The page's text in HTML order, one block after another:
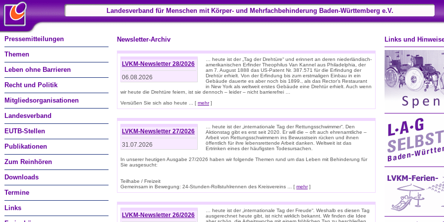
Landesverband für Menschen mit Körper- und Mehrfachbehinderung Baden-Württemberg e.V.
Pressemitteilungen
Themen
Leben ohne Barrieren
Recht und Politik
Mitgliedsorganisationen
Landesverband
EUTB-Stellen
Publikationen
Zum Reinhören
Downloads
Termine
Links
Newsletter-Archiv
LVKM-Newsletter 28/2026
06.08.2026
… heute ist der „Tag der Drehtüre“ und erinnert an deren niederländisch-
amerikanischen Erfinder Theophilus Van Kannel aus Philadelphia, der
am 7. August 1888 das US-Patent Nr. 387.571 für die Erfindung der
Drehtür erhielt. Von der Erfindung bis zum erstmaligen Einbau in ein
Gebäude dauerte es aber noch bis 1899., als das Rector’s Restaurant
in New York als weltweit erstes Gebäude eine Drehtür erhielt. Auch wenn
wir heute die Drehtüre feiern, ist sie dennoch – leider – nicht barrierefrei …
Versüßen Sie sich also heute ... [ mehr]
LVKM-Newsletter 27/2026
31.07.2026
… heute ist der „internationale Tag der Rettungsschwimmer“. Den
Aktionstag gibt es erst seit 2020. Er will die – oft auch ehrenamtliche –
Arbeit von Rettungsschwimmern ins Bewusstsein rücken und ihnen
öffentlich für ihre lebensrettende Arbeit danken. Weltweit ist das
Ertrinken eines der häufigsten Todesursachen.
In unserer heutigen Ausgabe 27/2026 haben wir folgende Themen rund um das Leben mit Behinderung für
Sie ausgesucht:
Teilhabe / Freizeit
Gemeinsam in Bewegung: 24-Stunden-Rollstuhlrennen des Kreisvereins ... [ mehr]
LVKM-Newsletter 26/2026
… heute ist der „internationale Tag der Freude“. Weshalb es diesen Tag
ausgerechnet heute gibt, ist nicht wirklich bekannt. Wir finden die Idee
Links und